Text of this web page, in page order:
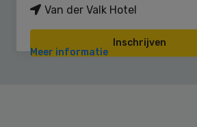
Van der Valk Hotel
Inschrijven
Meer informatie